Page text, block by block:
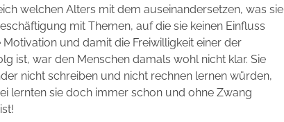
welchen Alters mit dem auseinandersetzen, was sie
mit Themen, auf die sie keinen Einfluss
und damit die Freiwilligkeit einer der
ist, war den Menschen damals wohl nicht klar. Sie
nicht schreiben und nicht rechnen lernen würden,
lernten sie doch immer schon und ohne Zwang